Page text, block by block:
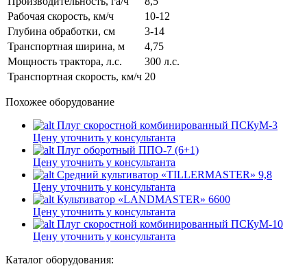
Рабочая скорость, км/ч
10-12
Глубина обработки, см
3-14
Транспортная ширина, м
4,75
Мощность трактора, л.с.
300 л.с.
Транспортная скорость, км/ч 20
Похожее оборудование
Плуг скоростной комбинированный ПСКуМ-3
Цену уточнить у консультанта
Плуг оборотный ППО-7 (6+1)
Цену уточнить у консультанта
Средний культиватор «TILLERMASTER» 9,8
Цену уточнить у консультанта
Культиватор «LANDMASTER» 6600
Цену уточнить у консультанта
Плуг скоростной комбинированный ПСКуМ-10
Цену уточнить у консультанта
Каталог оборудования: